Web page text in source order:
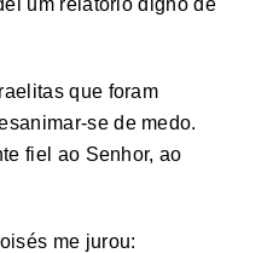
um relatório digno de
que foram
se de medo.
fiel ao Senhor, ao
me jurou: